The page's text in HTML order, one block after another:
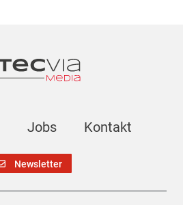
Jobs Kontakt
Newsletter